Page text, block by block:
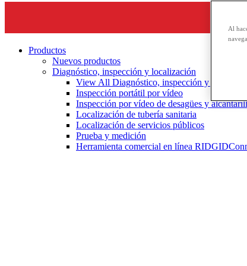
Productos
Nuevos productos
Diagnóstico, inspección y localización
View All Diagnóstico, inspección y
Inspección portátil por vídeo
Inspección por vídeo de desagües y
Localización de tubería sanitaria
Localización de servicios públicos
Prueba y medición
Herramienta comercial en línea
Al